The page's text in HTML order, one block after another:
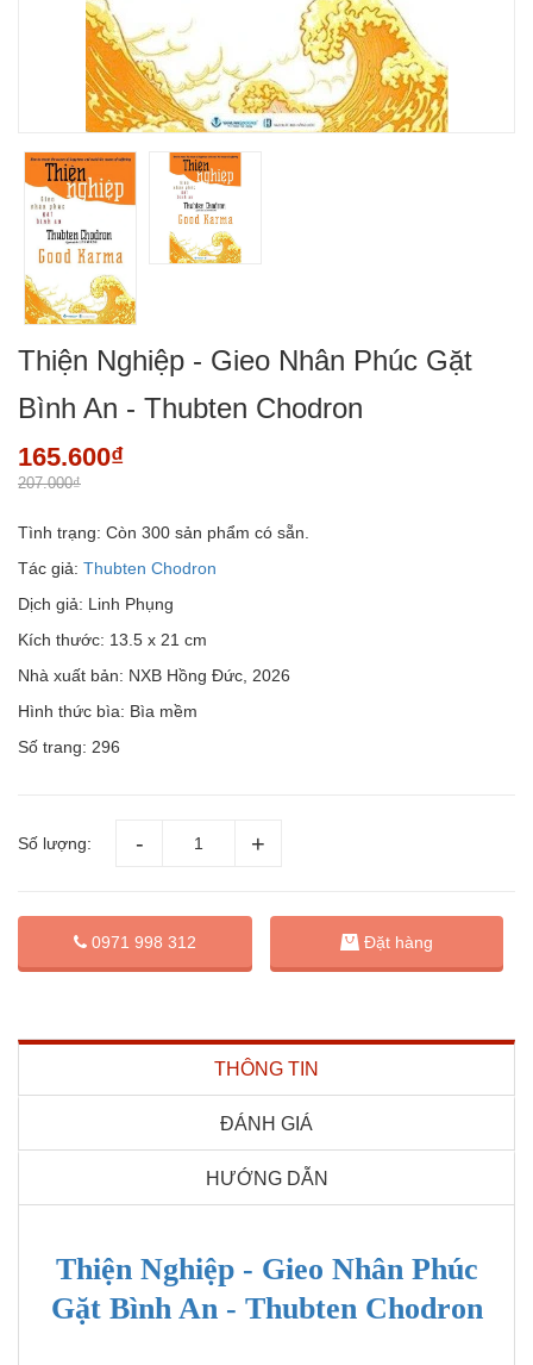
Thiện Nghiệp - Gieo Nhân Phúc Gặt
Bình An - Thubten Chodron
165.600₫
207.000₫
Tình trạng: Còn 300 sản phẩm có sẵn.
Tác giả: Thubten Chodron
Dịch giả: Linh Phụng
Kích thước: 13.5 x 21 cm
Nhà xuất bản: NXB Hồng Đức, 2026
Hình thức bìa: Bìa mềm
Số trang: 296
Số lượng:
0971 998 312 Đặt hàng
THÔNG TIN
ĐÁNH GIÁ
HƯỚNG DẪN
Thiện Nghiệp - Gieo Nhân Phúc
Gặt Bình An - Thubten Chodron